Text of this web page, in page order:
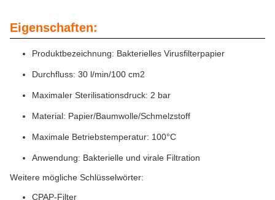
Eigenschaften:
Produktbezeichnung: Bakterielles Virusfilterpapier
Durchfluss: 30 l/min/100 cm2
Maximaler Sterilisationsdruck: 2 bar
Material: Papier/Baumwolle/Schmelzstoff
Maximale Betriebstemperatur: 100°C
Anwendung: Bakterielle und virale Filtration
Weitere mögliche Schlüsselwörter:
CPAP-Filter